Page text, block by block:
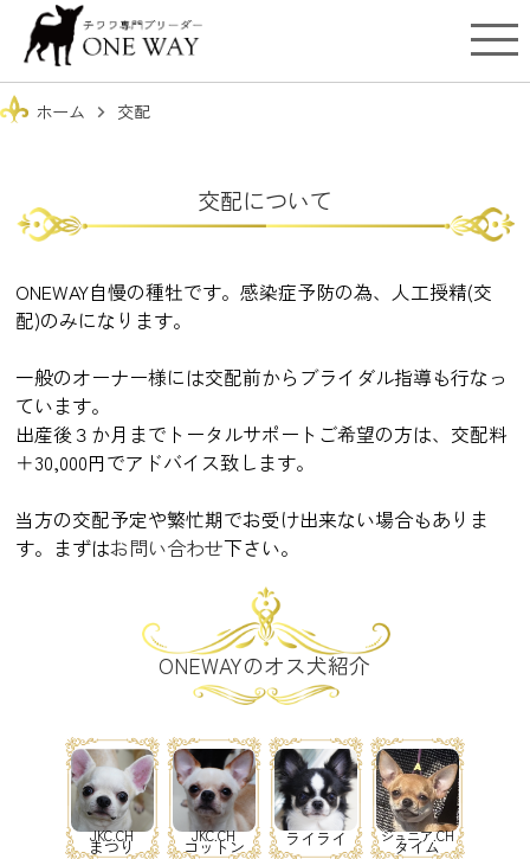
ホーム chevron_right 交配
交配について
ONEWAY自慢の種牡です。感染症予防の為、人工授精(交
配)のみになります。
一般のオーナー様には交配前からブライダル指導も行なっ
ています。
出産後３か月までトータルサポートご希望の方は、交配料
＋30,000円でアドバイス致します。
当方の交配予定や繁忙期でお受け出来ない場合もありま
す。まずはお問い合わせ下さい。
ONEWAYのオス犬紹介
JKC.CH
まつり JKC.CH
コットン ライライ ジュニア.CH
タイム